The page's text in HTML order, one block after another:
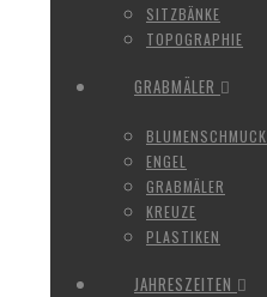
SITZBÄNKE
TOPOGRAPHIE
GRABMÄLER
BLUMENSCHMUCK
ENGEL
GRABMÄLER
KREUZE
PLASTIKEN
JAHRESZEITEN